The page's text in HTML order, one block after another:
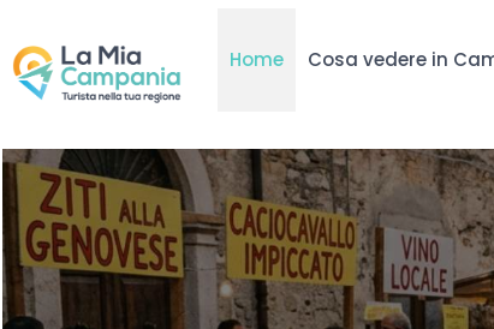
Home Cosa vedere in